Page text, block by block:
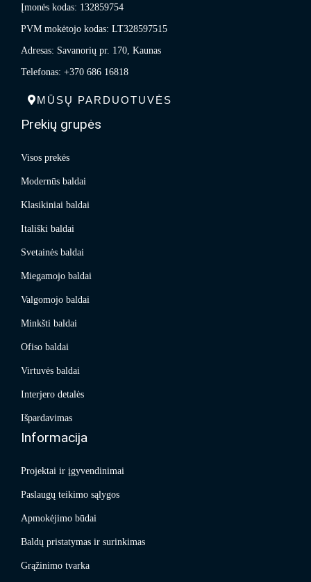
Įmonės kodas: 132859754
PVM mokėtojo kodas: LT328597515
Adresas: Savanorių pr. 170, Kaunas
Telefonas: +370 686 16818
MŪSŲ PARDUOTUVĖS
Prekių grupės
Visos prekės
Modernūs baldai
Klasikiniai baldai
Itališki baldai
Svetainės baldai
Miegamojo baldai
Valgomojo baldai
Minkšti baldai
Ofiso baldai
Virtuvės baldai
Interjero detalės
Išpardavimas
Informacija
Projektai ir įgyvendinimai
Paslaugų teikimo sąlygos
Apmokėjimo būdai
Baldų pristatymas ir surinkimas
Grąžinimo tvarka